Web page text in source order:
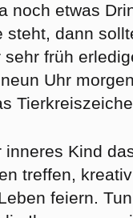
noch etwas
steht, dann
früh
Uhr
Kind
treffen,
feiern.